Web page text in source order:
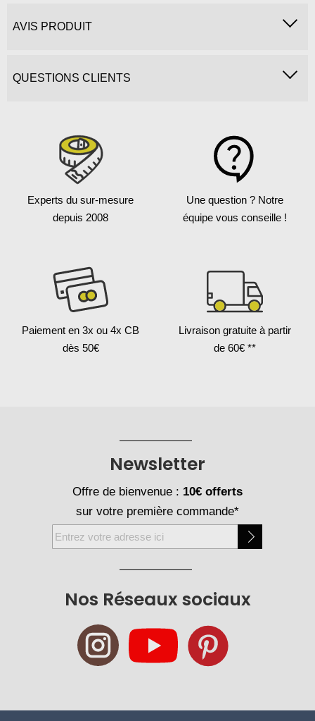
AVIS PRODUIT
QUESTIONS CLIENTS
Experts du sur-mesure
depuis 2008
Une question ? Notre
équipe vous conseille !
Paiement en 3x ou 4x CB
dès 50€
Livraison gratuite à partir
de 60€ **
Nos Réseaux sociaux
Newsletter
Offre de bienvenue : 10€ offerts
sur votre première commande*
Inscription
à